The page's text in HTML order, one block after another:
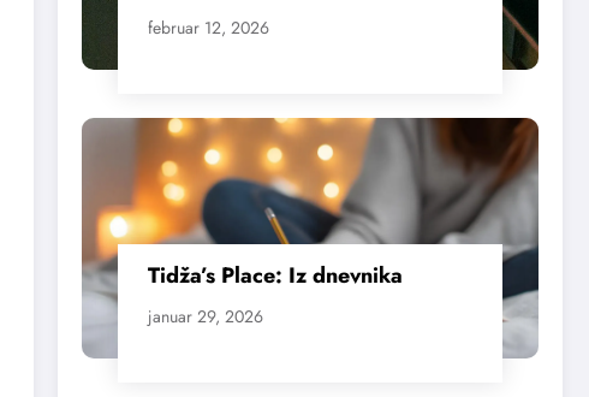
februar 12, 2026
Tidža’s Place: Iz dnevnika
januar 29, 2026